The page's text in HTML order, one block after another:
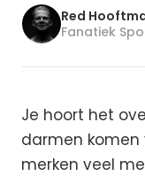
Red
Fanatiek
Je hoort het
darmen komen
merken veel